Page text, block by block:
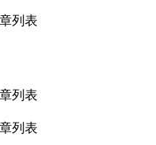
列表
列表
列表